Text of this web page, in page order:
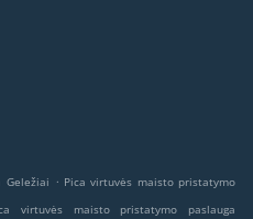
Geležiai . Pica virtuvės maisto pristatymo
virtuvės maisto pristatymo paslauga